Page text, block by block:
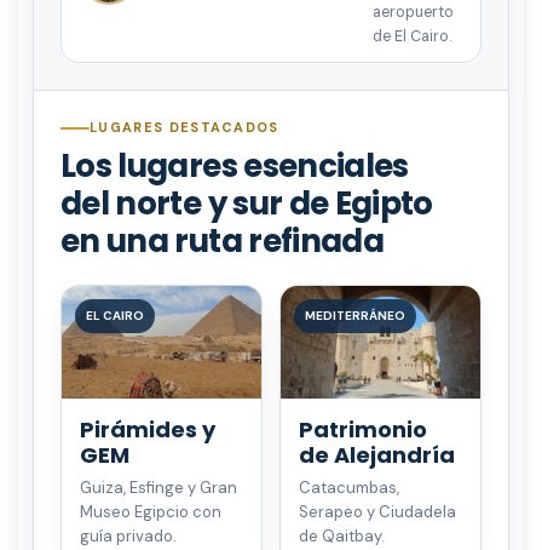
aeropuerto
de El Cairo.
LUGARES DESTACADOS
Los lugares esenciales
del norte y sur de Egipto
en una ruta refinada
EL CAIRO
Pirámides y
GEM
Guiza, Esfinge y Gran
Museo Egipcio con
guía privado.
MEDITERRÁNEO
Patrimonio
de Alejandría
Catacumbas,
Serapeo y Ciudadela
de Qaitbay.